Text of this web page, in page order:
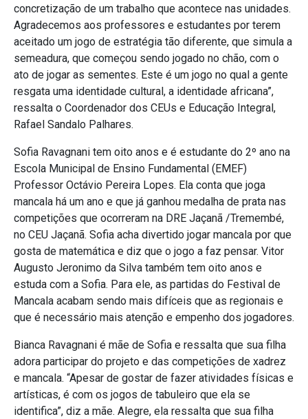
concretização de um trabalho que acontece nas unidades.
Agradecemos aos professores e estudantes por terem
aceitado um jogo de estratégia tão diferente, que simula a
semeadura, que começou sendo jogado no chão, com o
ato de jogar as sementes. Este é um jogo no qual a gente
resgata uma identidade cultural, a identidade africana”,
ressalta o Coordenador dos CEUs e Educação Integral,
Rafael Sandalo Palhares.
Sofia Ravagnani tem oito anos e é estudante do 2º ano na
Escola Municipal de Ensino Fundamental (EMEF)
Professor Octávio Pereira Lopes. Ela conta que joga
mancala há um ano e que já ganhou medalha de prata nas
competições que ocorreram na DRE Jaçanã /Tremembé,
no CEU Jaçanã. Sofia acha divertido jogar mancala por que
gosta de matemática e diz que o jogo a faz pensar. Vitor
Augusto Jeronimo da Silva também tem oito anos e
estuda com a Sofia. Para ele, as partidas do Festival de
Mancala acabam sendo mais difíceis que as regionais e
que é necessário mais atenção e empenho dos jogadores.
Bianca Ravagnani é mãe de Sofia e ressalta que sua filha
adora participar do projeto e das competições de xadrez
e mancala. “Apesar de gostar de fazer atividades físicas e
artísticas, é com os jogos de tabuleiro que ela se
identifica”, diz a mãe. Alegre, ela ressalta que sua filha